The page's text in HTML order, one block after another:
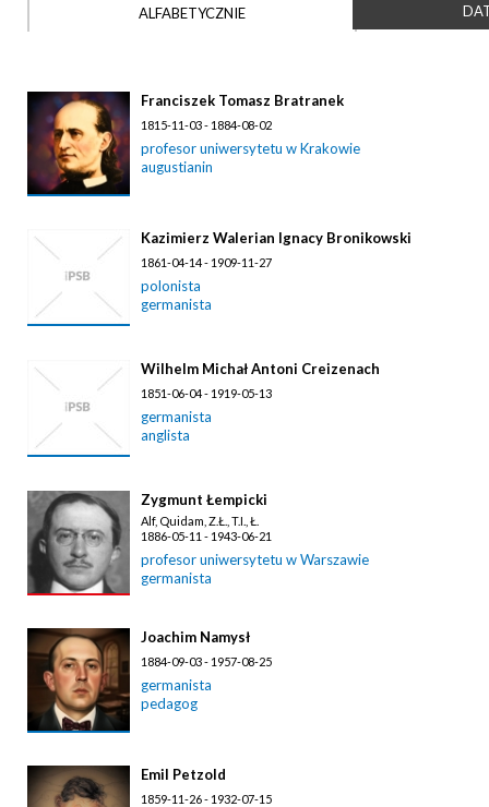
ALFABETYCZNIE
Franciszek Tomasz Bratranek
1815-11-03 - 1884-08-02
profesor uniwersytetu w Krakowie
augustianin
Kazimierz Walerian Ignacy Bronikowski
1861-04-14 - 1909-11-27
polonista
germanista
Wilhelm Michał Antoni Creizenach
1851-06-04 - 1919-05-13
germanista
anglista
Zygmunt Łempicki
Alf, Quidam, Z.Ł., T.I., Ł.
1886-05-11 - 1943-06-21
profesor uniwersytetu w Warszawie
germanista
Joachim Namysł
1884-09-03 - 1957-08-25
germanista
pedagog
Emil Petzold
1859-11-26 - 1932-07-15